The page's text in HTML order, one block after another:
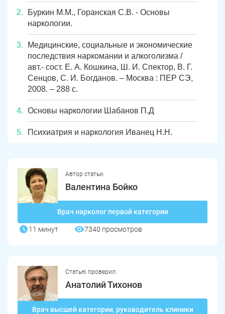
Буркин М.М., Горанская С.В. - Основы
наркологии.
Медицинские, социальные и экономические
последствия наркомании и алкоголизма /
авт.- сост. Е. А. Кошкина, Ш. И. Спектор, В. Г.
Сенцов, С. И. Богданов. – Москва : ПЕР СЭ,
2008. – 288 с.
Основы наркологии Шабанов П.Д
Психиатрия и наркология Иванец Н.Н.
Автор статьи:
Валентина Бойко
Врач нарколог первой категории
11 минут 7340 просмотров
Статью проверил:
Анатолий Тихонов
Врач высшей категории, руководитель клиники
Чебаркуль Снежинск
Троицк Озерск
Копейск Миасс
Златоуст Магнитогорск